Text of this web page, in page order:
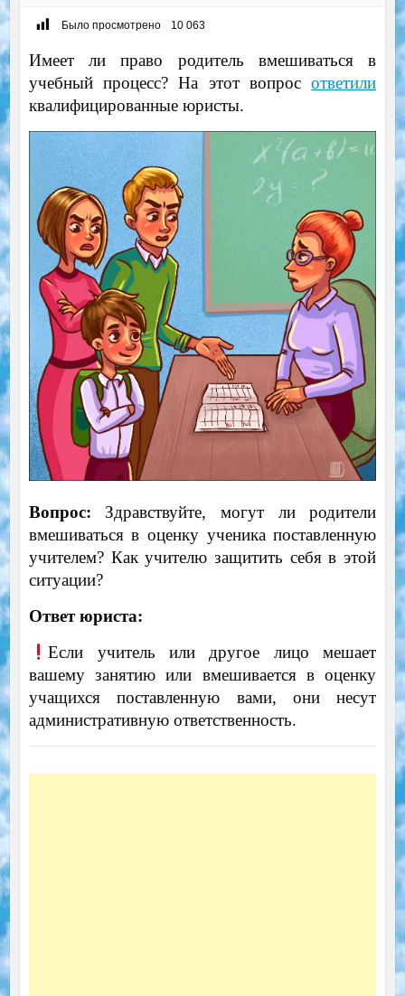
Было просмотрено 10 063
Имеет ли право родитель вмешиваться в
учебный процесс? На этот вопросответили
квалифицированные юристы.
Вопрос: Здравствуйте, могут ли родители
вмешиваться в оценку ученика поставленную
учителем? Как учителю защитить себя в этой
ситуации?
Ответ юриста:
Если учитель или другое лицо мешает
вашему занятию или вмешивается в оценку
учащихся поставленную вами, они несут
административную ответственность.